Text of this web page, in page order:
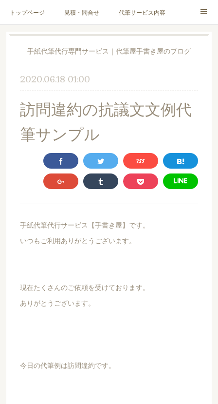
トップページ 見積・問合せ 代筆サービス内容
料金表 代筆サンプル 手紙文章作成代行サービス
ブログ お客様の声
Instagram
手紙代筆代行専門サービス｜代筆屋手書き屋のブログ
2020.06.18 01:00
訪問違約の抗議文文例代
筆サンプル
手紙代筆代行サービス【手書き屋】です。
いつもご利用ありがとうございます。
現在たくさんのご依頼を受けております。
ありがとうございます。
今日の代筆例は訪問違約です。